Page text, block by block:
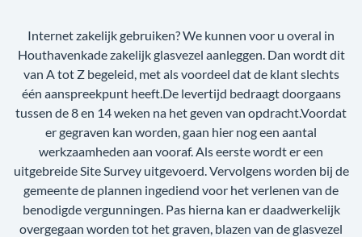
Internet zakelijk gebruiken? We kunnen voor u overal in
Houthavenkade zakelijk glasvezel aanleggen. Dan wordt dit
van A tot Z begeleid, met als voordeel dat de klant slechts
één aanspreekpunt heeft.De levertijd bedraagt doorgaans
tussen de 8 en 14 weken na het geven van opdracht.Voordat
er gegraven kan worden, gaan hier nog een aantal
werkzaamheden aan vooraf. Als eerste wordt er een
uitgebreide Site Survey uitgevoerd. Vervolgens worden bij de
gemeente de plannen ingediend voor het verlenen van de
benodigde vergunningen. Pas hierna kan er daadwerkelijk
overgegaan worden tot het graven, blazen van de glasvezel